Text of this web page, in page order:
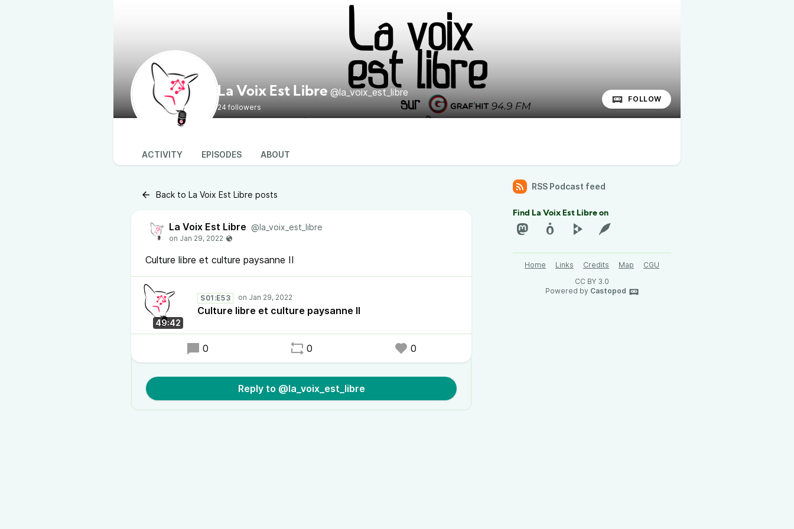
La Voix Est Libre @la_voix_est_libre
24 followers
FOLLOW
ACTIVITY EPISODES ABOUT
Back to La Voix Est Libre posts
La Voix Est Libre @la_voix_est_libre
Culture libre et culture paysanne II
49:42
S01:E53
Culture libre et culture paysanne II
0 0 0
Reply to @la_voix_est_libre
RSS Podcast feed
Find La Voix Est Libre on
Home Links Credits Map
CGU
CC BY 3.0
Powered by Castopod